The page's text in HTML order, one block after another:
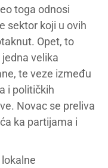
toga odnosi
sektor koji u ovih
Opet, to
velika
te veze između
i političkih
Novac se preliva
ka partijama i